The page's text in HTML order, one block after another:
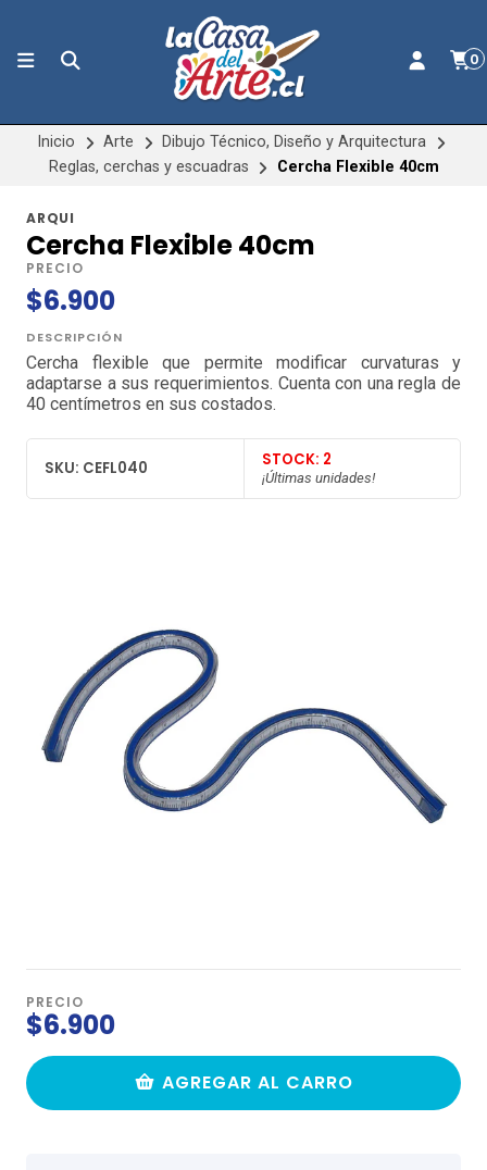
0
Inicio Arte
Dibujo Técnico, Diseño y Arquitectura
Reglas, cerchas y escuadras
Cercha Flexible 40cm
ARQUI
Cercha Flexible 40cm
PRECIO
$6.900
DESCRIPCIÓN
Cercha flexible que permite modificar curvaturas y
adaptarse a sus requerimientos. Cuenta con una regla de
40 centímetros en sus costados.
SKU: CEFL040 STOCK: 2
¡Últimas unidades!
PRECIO
$6.900
AGREGAR AL CARRO